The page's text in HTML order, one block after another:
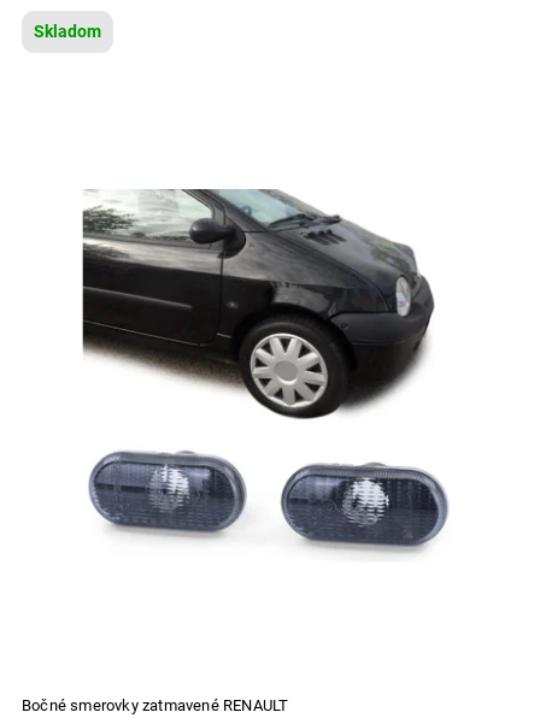
Skladom
Bočné smerovky zatmavené RENAULT